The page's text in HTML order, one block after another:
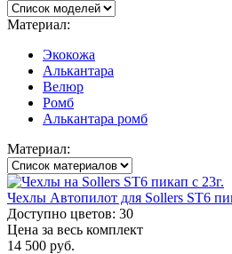
Материал:
Экокожа
Алькантара
Велюр
Ромб
Алькантара ромб
Материал:
Чехлы Автопилот для Sollers ST6
Доступно цветов: 30
Цена за весь комплект
14 500 руб.